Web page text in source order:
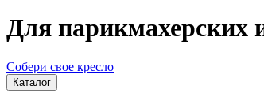
Для парикмахерских
Собери свое кресло
Каталог